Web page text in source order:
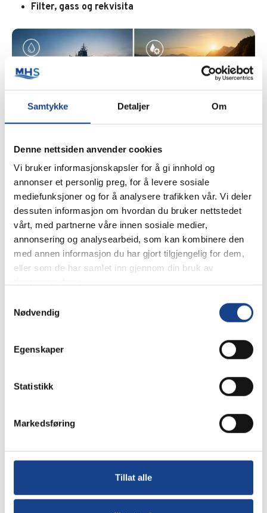
Samtykke Detaljer Om
Denne nettsiden anvender cookies
Vi bruker informasjonskapsler for å gi innhold og
annonser et personlig preg, for å levere sosiale
mediefunksjoner og for å analysere trafikken vår. Vi deler
dessuten informasjon om hvordan du bruker nettstedet
vårt, med partnerne våre innen sosiale medier,
annonsering og analysearbeid, som kan kombinere den
med annen informasjon du har gjort tilgjengelig for dem,
eller som de har samlet inn gjennom din bruk av
Nødvendig
Egenskaper
Statistikk
Markedsføring
Tillat alle
og forbruksvarer langs hele norskekysten. Fra
avdelingene våre i Måløy og Ålesund – og via et nettverk
Filter, gass og rekvisita
Til produktsidene